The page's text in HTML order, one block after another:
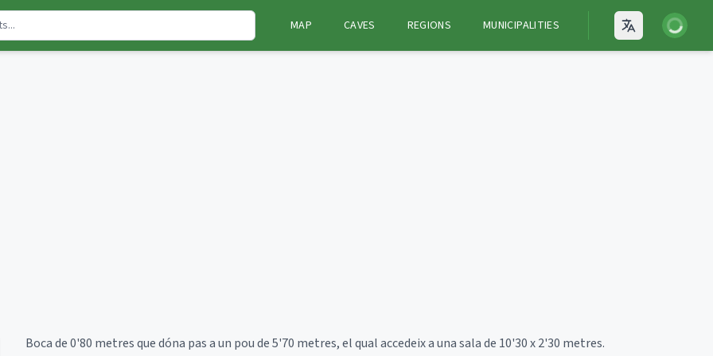
MAP CAVES REGIONS MUNICIPALITIES Open
Login
Boca de 0'80 metres que dóna pas a un pou de 5'70 metres, el qual accedeix a una sala de 10'30 x 2'30 metres.